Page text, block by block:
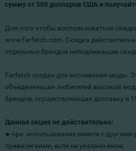
сумму от 500 долларов США и
Для того чтобы воспользоваться
www.farfetch.com. Скидка
отдельных брендов неподлежащие
Farfetch создан для воспевания моды.
объединяющая любителей высокой
брендов, осуществляющая доставку в
Данная акция не действительна:
►при использование вместе с
привилегиями, если не указано иное;